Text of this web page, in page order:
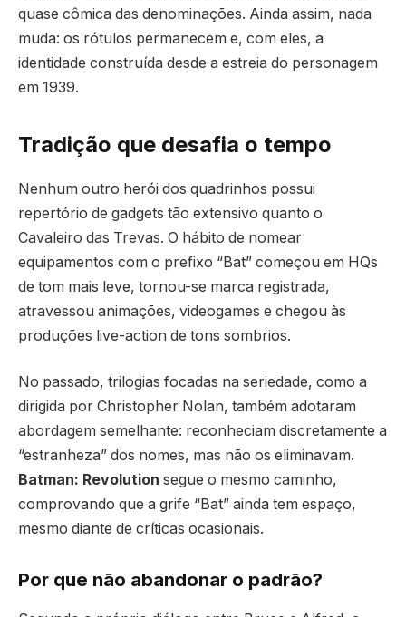
quase cômica das denominações. Ainda assim, nada
muda: os rótulos permanecem e, com eles, a
identidade construída desde a estreia do personagem
em 1939.
Tradição que desafia o tempo
Nenhum outro herói dos quadrinhos possui
repertório de gadgets tão extensivo quanto o
Cavaleiro das Trevas. O hábito de nomear
equipamentos com o prefixo “Bat” começou em HQs
de tom mais leve, tornou-se marca registrada,
atravessou animações, videogames e chegou às
produções live-action de tons sombrios.
No passado, trilogias focadas na seriedade, como a
dirigida por Christopher Nolan, também adotaram
abordagem semelhante: reconheciam discretamente a
“estranheza” dos nomes, mas não os eliminavam.
Batman: Revolution segue o mesmo caminho,
comprovando que a grife “Bat” ainda tem espaço,
mesmo diante de críticas ocasionais.
Por que não abandonar o padrão?